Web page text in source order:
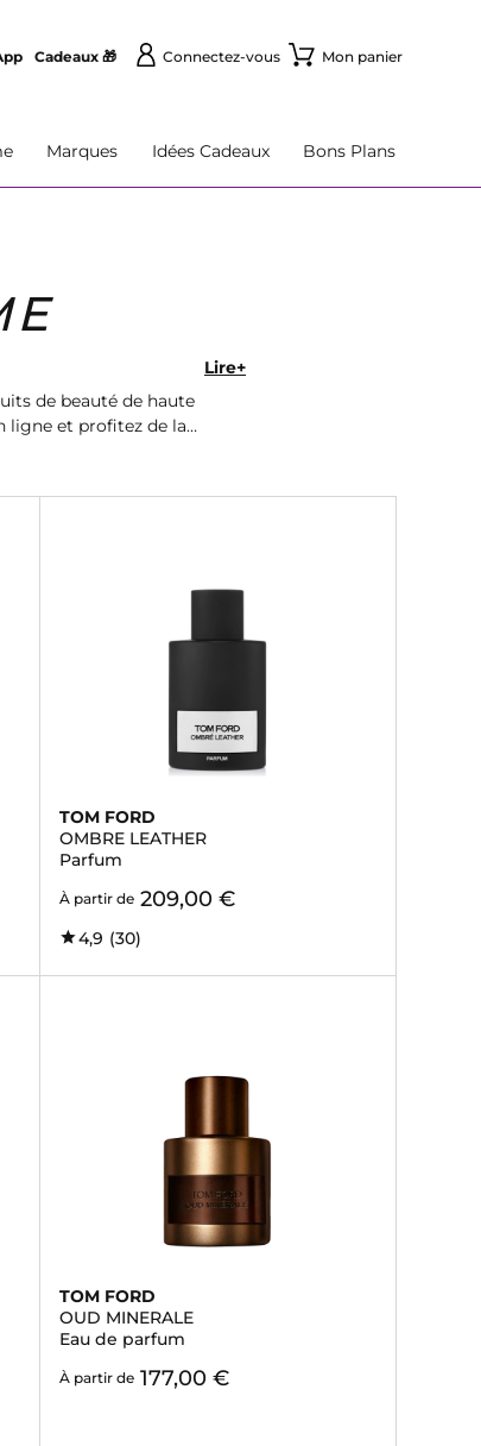
Cadeaux 🎁 Connectez-vous Mon panier
Marques Idées Cadeaux Bons Plans
de beauté de haute
ligne et profitez de la
Lire+
TOM FORD
OMBRE LEATHER
Parfum
À partir de 209,00 €
4,9 (30)
TOM FORD
OUD MINERALE
Eau de parfum
À partir de 177,00 €